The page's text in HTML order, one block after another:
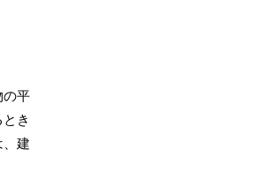
の平
き
、建